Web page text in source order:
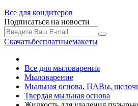
Все для кондитеров
Подписаться на новости
Скачатьбесплатныемакеты
Все для мыловарения
Мыловарение
Мыльная основа, ПАВы,
Твердая мыльная основа